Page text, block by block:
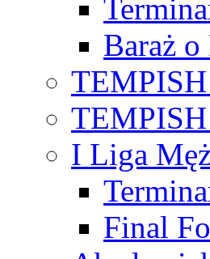
Baraż
I Liga
Final